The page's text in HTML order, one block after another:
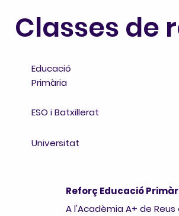
Classes de
Educació
Primària
ESO i Batxillerat
Universitat
Reforç Educació
A l'Acadèmia A+ de